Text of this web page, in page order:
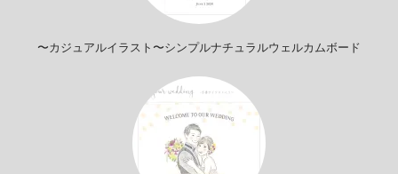
〜カジュアルイラスト〜シンプルナチュラルウェルカムボード